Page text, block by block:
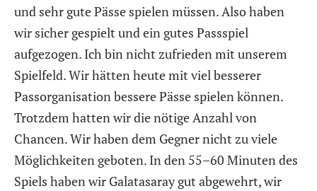
und sehr gute Pässe spielen müssen. Also haben
wir sicher gespielt und ein gutes Passspiel
aufgezogen. Ich bin nicht zufrieden mit unserem
Spielfeld. Wir hätten heute mit viel besserer
Passorganisation bessere Pässe spielen können.
Trotzdem hatten wir die nötige Anzahl von
Chancen. Wir haben dem Gegner nicht zu viele
Möglichkeiten geboten. In den 55–60 Minuten des
Spiels haben wir Galatasaray gut abgewehrt, wir